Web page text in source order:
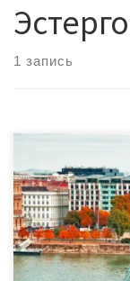
1 запись
Венгрия входит
каждым годом
туристов. Во
стране.
представляем